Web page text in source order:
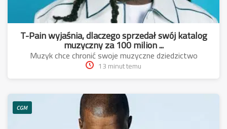
T-Pain wyjaśnia, dlaczego sprzedał swój katalog
muzyczny za 100 milion ...
Muzyk chce chronić swoje muzyczne dziedzictwo
13 minut temu
CGM